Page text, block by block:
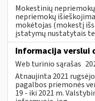
Mokestinių
nepriemokų
mokėtojas (mokestį
įstatymų nustatytais
Informacija verslui
Web turinio sąrašas
Atnaujinta 2021
pagalbos priemonės
19 - iki 2021 m.